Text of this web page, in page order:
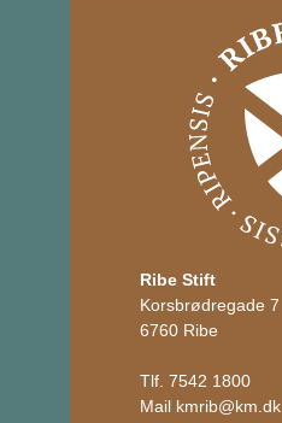
Ribe Stift
Korsbrødregade 7
6760 Ribe
Tlf.7542 1800
Mail kmrib@km.dk